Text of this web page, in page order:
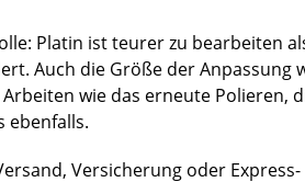
Platin ist teurer zu bearbeiten
Auch die Größe der Anpassung
wie das erneute Polieren,
ebenfalls.
Versicherung oder Express-